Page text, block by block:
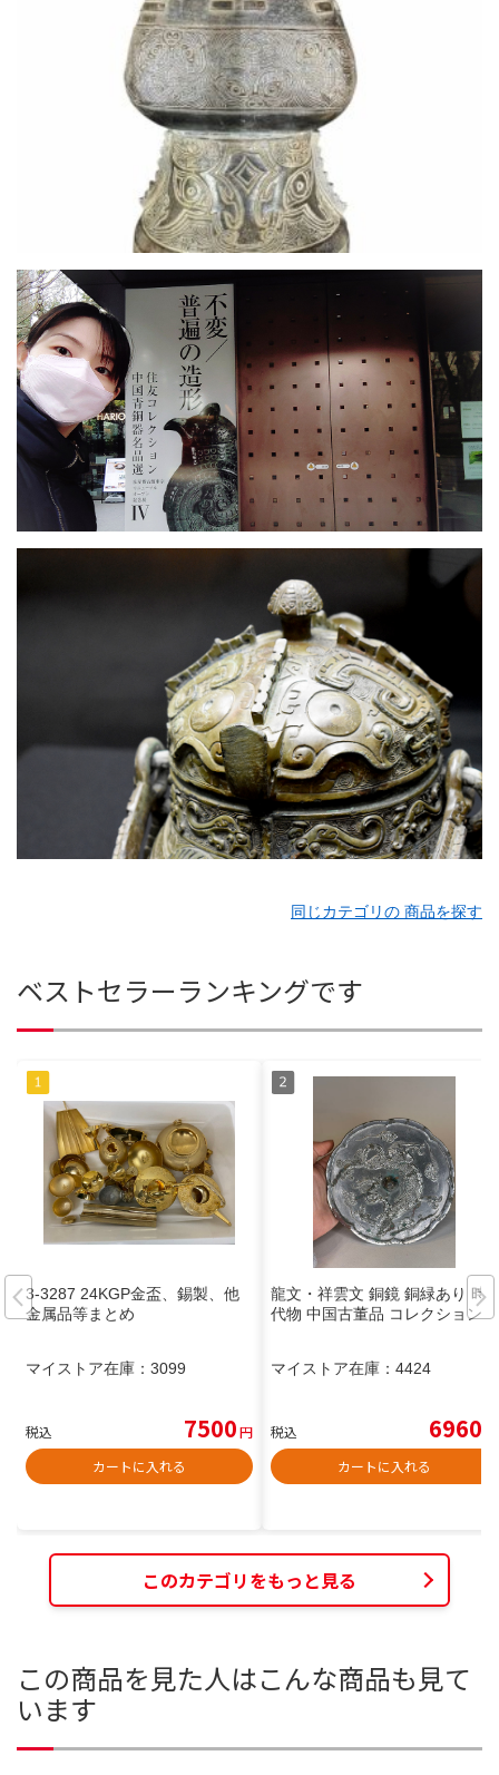
同じカテゴリの 商品を探す
ベストセラーランキングです
3-3287 24KGP金盃、錫製、他
金属品等まとめ
マイストア在庫： 3099
税込 7500円
カートに入れる
龍文・祥雲文 銅鏡 銅緑あり 時
代物 中国古董品 コレクション
マイストア在庫： 4424
税込 6960
カートに入れる
このカテゴリをもっと見る
この商品を見た人はこんな商品も見て
います